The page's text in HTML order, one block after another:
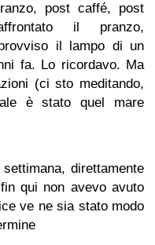
post caffé, post
il pranzo,
il lampo di un
fa. Lo ricordavo. Ma
(ci sto meditando,
è stato quel mare
direttamente
qui non avevo avuto
ve ne sia stato modo